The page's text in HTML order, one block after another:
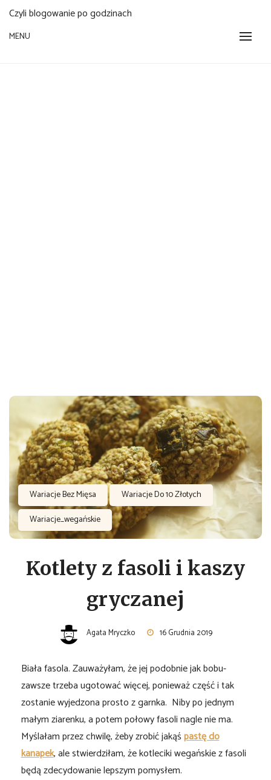
Czyli blogowanie po godzinach
MENU
Wariacje Bez Mięsa
Wariacje Do 10 Złotych
Wariacje_wegańskie
Kotlety z fasoli i kaszy
gryczanej
Agata Mryczko 16 Grudnia 2019
Biała fasola. Zauważyłam, że jej podobnie jak bobu-
zawsze trzeba ugotować więcej, ponieważ część i tak
zostanie wyjedzona prosto z garnka. Niby po jednym
małym ziarenku, a potem połowy fasoli nagle nie ma.
Myślałam przez chwilę, żeby zrobić jakąśpastę do
kanapek, ale stwierdziłam, że kotleciki wegańskie z fasoli
będą zdecydowanie lepszym pomysłem.